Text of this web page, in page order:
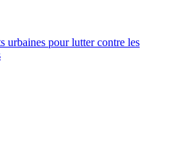
urbaines pour lutter contre les